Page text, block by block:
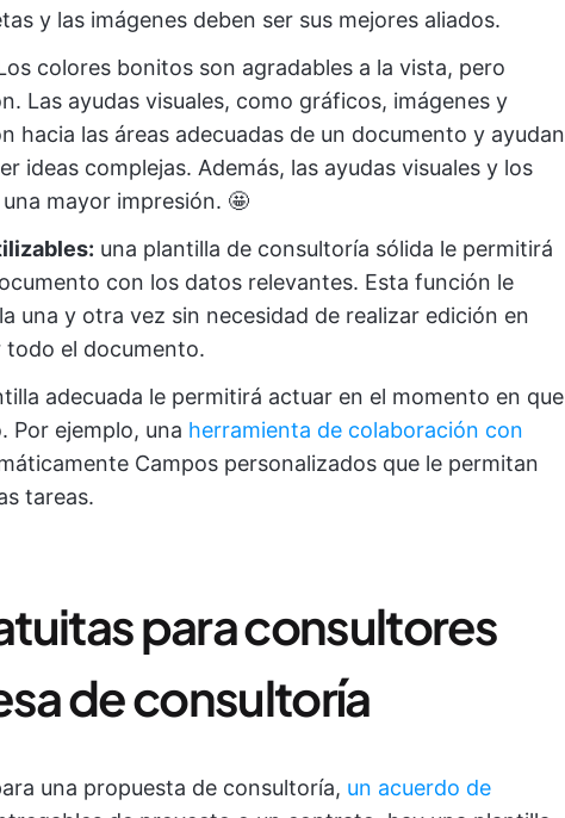
y las imágenes deben ser sus mejores aliados.
colores bonitos son agradables a la vista, pero
Las ayudas visuales, como gráficos, imágenes y
hacia las áreas adecuadas de un documento y ayudan
ideas complejas. Además, las ayudas visuales y los
mayor impresión. 🤩
una plantilla de consultoría sólida le permitirá
con los datos relevantes. Esta función le
una y otra vez sin necesidad de realizar edición en
todo el documento.
adecuada le permitirá actuar en el momento en que
Por ejemplo, una herramienta de colaboración con
Campos personalizados que le permitan
tareas.
para consultores
de consultoría
una propuesta de consultoría, un acuerdo de